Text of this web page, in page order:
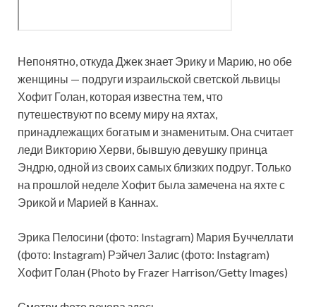
Непонятно, откуда Джек знает Эрику и Марию, но обе
женщины — подруги израильской светской львицы
Хофит Голан, которая известна тем, что
путешествуют по всему миру на яхтах,
принадлежащих богатым и знаменитым. Она считает
леди Викторию Херви, бывшую девушку принца
Эндрю, одной из своих самых близких подруг. Только
на прошлой неделе Хофит была замечена на яхте с
Эрикой и Марией в Каннах.
Эрика Пелосини (фото: Instagram) Мария Буччеллати
(фото: Instagram) Рэйчел Залис (фото: Instagram)
Хофит Голан (Photo by Frazer Harrison/Getty Images)